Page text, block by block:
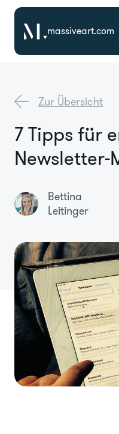
massiveart.com
Referenzen
Branchen
Über Uns
Zur Übersicht
7 Tipps für
Newsletter-
Bettina
Leitinger